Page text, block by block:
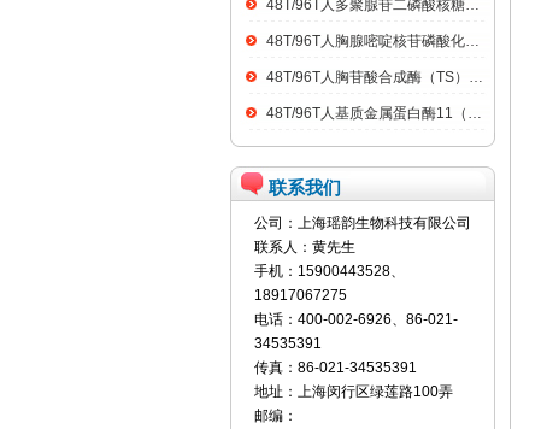
48T/96T人多聚腺苷二磷酸核糖聚合酶（PARP）ELISA kit
48T/96T人胸腺嘧啶核苷磷酸化酶（TP）ELISA kit
48T/96T人胸苷酸合成酶（TS）ELISA kit
48T/96T人基质金属蛋白酶11（MMP11）ELISA kit
联系我们
公司：上海瑶韵生物科技有限公司
联系人：黄先生
手机：15900443528、
18917067275
电话：400-002-6926、86-021-
34535391
传真：86-021-34535391
地址：上海闵行区绿莲路100弄
邮编：